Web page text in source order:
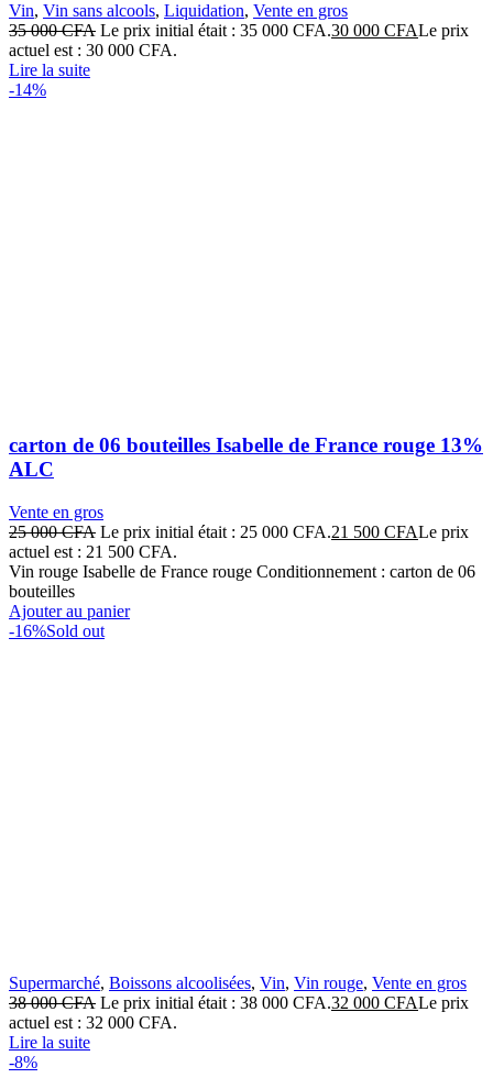
Vin, Vin sans alcools, Liquidation, Vente en gros
35 000CFA Le prix initial était : 35 000 CFA.30 000 CFALe prix
actuel est : 30 000 CFA.
Lire la suite
-14%
carton de 06 bouteilles Isabelle de France rouge 13%
ALC
Vente en gros
25 000CFA Le prix initial était : 25 000 CFA.21 500 CFALe prix
actuel est : 21 500 CFA.
Vin rouge Isabelle de France rouge Conditionnement : carton de 06
bouteilles
Ajouter au panier
-16%Sold out
Supermarché, Boissons alcoolisées, Vin, Vin rouge, Vente en gros
38 000CFA Le prix initial était : 38 000 CFA.32 000 CFALe prix
actuel est : 32 000 CFA.
Lire la suite
-8%